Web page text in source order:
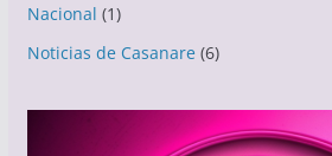
Nacional (1)
Noticias de Casanare(6)